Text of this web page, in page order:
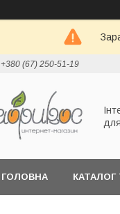
+380 (67) 250-51-19
ГОЛОВНА КАТАЛОГ